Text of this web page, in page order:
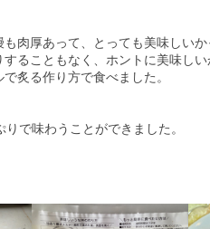
肉厚あって、とっても美味しいか
ることもなく、ホントに美味しい
炙る作り方で食べました。
で味わうことができました。